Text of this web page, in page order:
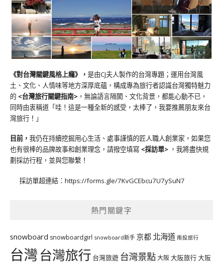
《對台灣關鍵風格上癮》 ， 是由CJ夫人製作的台灣專題；運用台灣風
土、文化、人情味等地方深厚底蘊，構成專為旅行者認識台灣獨特魅力
的 <台灣旅行關鍵指南> ，無論語言隔閡、文化背景，都能心動不已，
同時由衷稱道「哇！這是一種全新的感受，太棒了，我要推薦朋友來台
灣旅行！」
目前， 我仍在持續挖掘用心生活、處事謹慎的匠人職人創業家，如果您
也有很棒的品牌故事和創業理念，請撥空填寫 <採訪單> ，我將盡快規
劃採訪行程，並與您聯繫！
採訪單超連結： https://forms.gle/7KvGCEbcu7U7ySuN7
熱門關鍵字
snowboard snowboardgirl snowboard新手 京都 北海道 南投旅行
台灣台灣旅行 台灣旅遊 台灣景點大阪大阪旅行大阪